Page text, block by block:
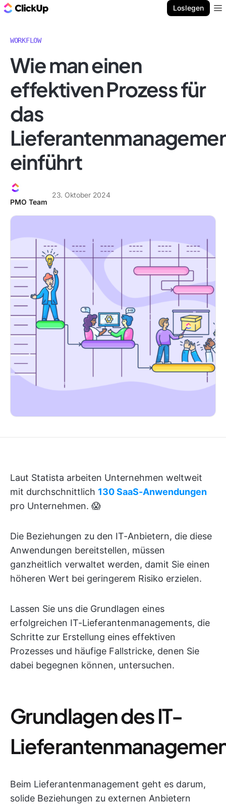
Loslegen
WORKFLOW
Wie man einen
effektiven Prozess für
das
einführt
PMO Team
23. Oktober 2024
Laut Statista arbeiten Unternehmen weltweit
mit durchschnittlich 130 SaaS-Anwendungen
pro Unternehmen. 😱
Die Beziehungen zu den IT-Anbietern, die diese
Anwendungen bereitstellen, müssen
ganzheitlich verwaltet werden, damit Sie einen
höheren Wert bei geringerem Risiko erzielen.
Lassen Sie uns die Grundlagen eines
erfolgreichen IT-Lieferantenmanagements, die
Schritte zur Erstellung eines effektiven
Prozesses und häufige Fallstricke, denen Sie
dabei begegnen können, untersuchen.
Grundlagen des IT-
Beim Lieferantenmanagement geht es darum,
solide Beziehungen zu externen Anbietern